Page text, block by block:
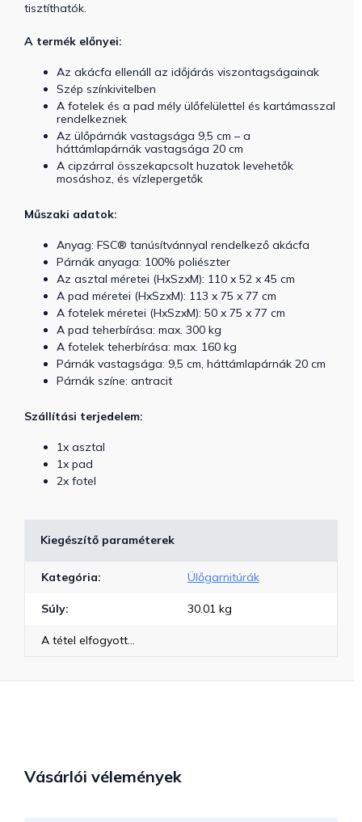
tisztíthatók.
A termék előnyei:
Az akácfa ellenáll az időjárás viszontagságainak
Szép színkivitelben
A fotelek és a pad mély ülőfelülettel és kartámasszal
rendelkeznek
Az ülőpárnák vastagsága 9,5 cm – a
háttámlapárnák vastagsága 20 cm
A cipzárral összekapcsolt huzatok levehetők
mosáshoz, és vízlepergetők
Műszaki adatok:
Anyag: FSC® tanúsítvánnyal rendelkező akácfa
Párnák anyaga: 100% poliészter
Az asztal méretei (HxSzxM): 110 x 52 x 45 cm
A pad méretei (HxSzxM): 113 x 75 x 77 cm
A fotelek méretei (HxSzxM): 50 x 75 x 77 cm
A pad teherbírása: max. 300 kg
A fotelek teherbírása: max. 160 kg
Párnák vastagsága: 9,5 cm, háttámlapárnák 20 cm
Párnák színe: antracit
Szállítási terjedelem:
1x asztal
1x pad
2x fotel
Kiegészítő paraméterek
Kategória: Ülőgarnitúrák
Súly: 30.01 kg
A tétel elfogyott…
Vásárlói vélemények